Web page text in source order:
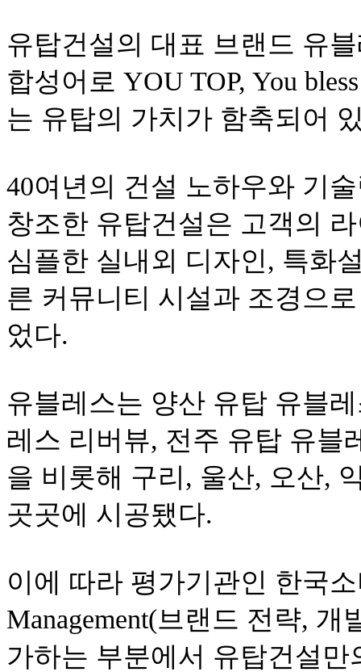
유탑건설의 대표 브랜드 유
합성어로 YOU TOP, You
는 유탑의 가치가 함축되어
40여년의 건설 노하우와 기
창조한 유탑건설은 고객의
심플한 실내외 디자인, 특화
른 커뮤니티 시설과 조경으
었다.
유블레스는 양산 유탑 유블
레스 리버뷰, 전주 유탑 유블
을 비롯해 구리, 울산, 오산,
곳곳에 시공됐다.
이에 따라 평가기관인 한국
Management(브랜드 전략,
가하는 부분에서 유탑건설